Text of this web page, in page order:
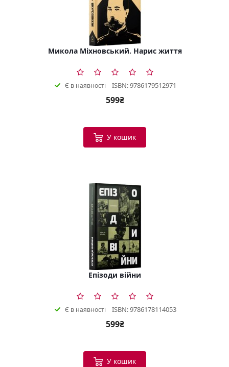
Микола Міхновський. Нарис життя
Є в наявності ISBN: 9786179512971
599₴
У кошик
Епізоди війни
Є в наявності ISBN: 9786178114053
599₴
У кошик